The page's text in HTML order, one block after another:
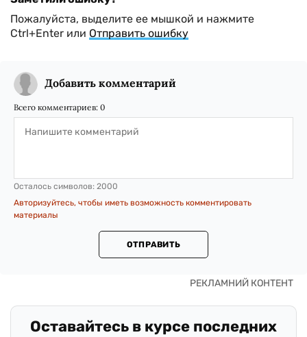
Пожалуйста, выделите ее мышкой и нажмите
Ctrl+Enter или Отправить ошибку
Добавить комментарий
Всего комментариев: 0
Осталось символов: 2000
Авторизуйтесь, чтобы иметь возможность комментировать
материалы
ОТПРАВИТЬ
Оставайтесь в курсе последних